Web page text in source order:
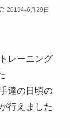
2019年6月29日
レーニング
達の日頃の
行えました